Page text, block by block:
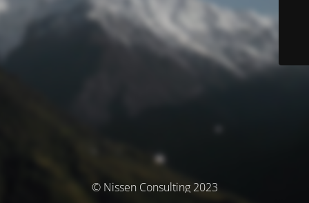
© Nissen Consulting 2023